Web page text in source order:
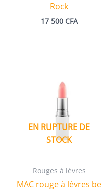
Rock
17 500 CFA
EN RUPTURE DE
STOCK
Rouges à lèvres
MAC rouge à lèvres be